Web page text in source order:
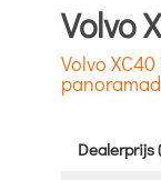
Volvo
Volvo
Dealerprijs